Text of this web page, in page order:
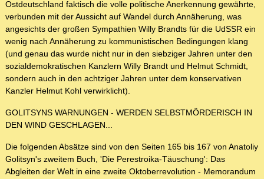
Ostdeutschland faktisch die volle politische Anerkennung gewährte,
verbunden mit der Aussicht auf Wandel durch Annäherung, was
angesichts der großen Sympathien Willy Brandts für die UdSSR ein
wenig nach Annäherung zu kommunistischen Bedingungen klang
(und genau das wurde nicht nur in den siebziger Jahren unter den
sozialdemokratischen Kanzlern Willy Brandt und Helmut Schmidt,
sondern auch in den achtziger Jahren unter dem konservativen
Kanzler Helmut Kohl verwirklicht).
GOLITSYNS WARNUNGEN - WERDEN SELBSTMÖRDERISCH IN
DEN WIND GESCHLAGEN...
Die folgenden Absätze sind von den Seiten 165 bis 167 von Anatoliy
Golitsyn's zweitem Buch, 'Die Perestroika-Täuschung': Das
Abgleiten der Welt in eine zweite Oktoberrevolution - Memorandum